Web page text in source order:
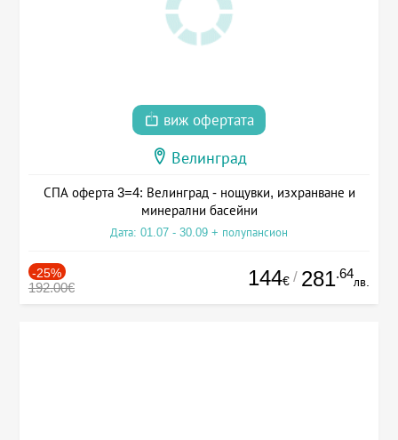
виж офертата
Велинград
СПА оферта 3=4: Велинград - нощувки, изхранване и
минерални басейни
Дата: 01.07 - 30.09 + полупансион
-25%
192.00€ 144€ / 281.64
лв.